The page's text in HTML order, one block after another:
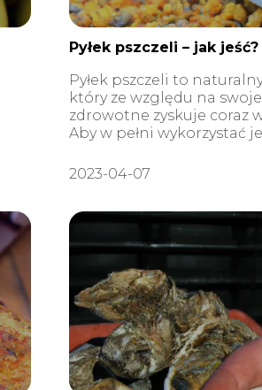
Pyłek pszczeli – jak jeść?
Pyłek pszczeli to
który ze względu na
zdrowotne zyskuje coraz
Aby w pełni wykorzystać
2023-04-07